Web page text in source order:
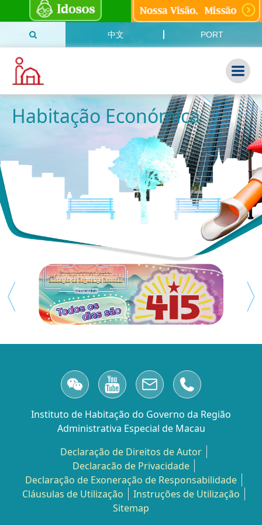
中文 PORT
Habitação Económica
Instituto de Habitação do Governo da Região
Administrativa Especial de Macau
Declaração de Direitos de Autor
Declaracão de Privacidade
Declaração de Exoneração de Responsabilidade
Cláusulas de Utilização
Instruções de Utilização
Sitemap